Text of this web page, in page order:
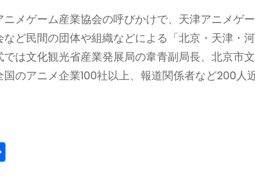
メゲーム産業協会の呼びかけで、天津アニメゲ
ど民間の団体や組織などによる「北京・天津・
は文化観光省産業発展局の韋青副局長、北京市
のアニメ企業100社以上、報道関係者など200人